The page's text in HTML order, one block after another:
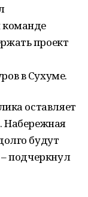
команде
проект
в Сухуме.
оставляет
Набережная
будут
подчеркнул